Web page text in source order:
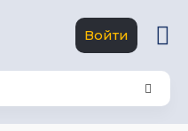
Войти